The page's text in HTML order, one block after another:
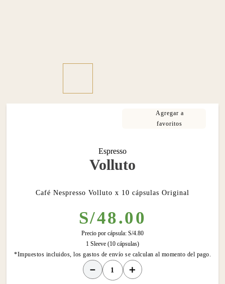
Espresso
Volluto
Café Nespresso Volluto x 10 cápsulas Original
S/48.00
1 Sleeve (10 cápsulas)
Precio por cápsula: S/4.80
*Impuestos incluidos, los gastos de envío se calculan al momento del pago.
＋
－